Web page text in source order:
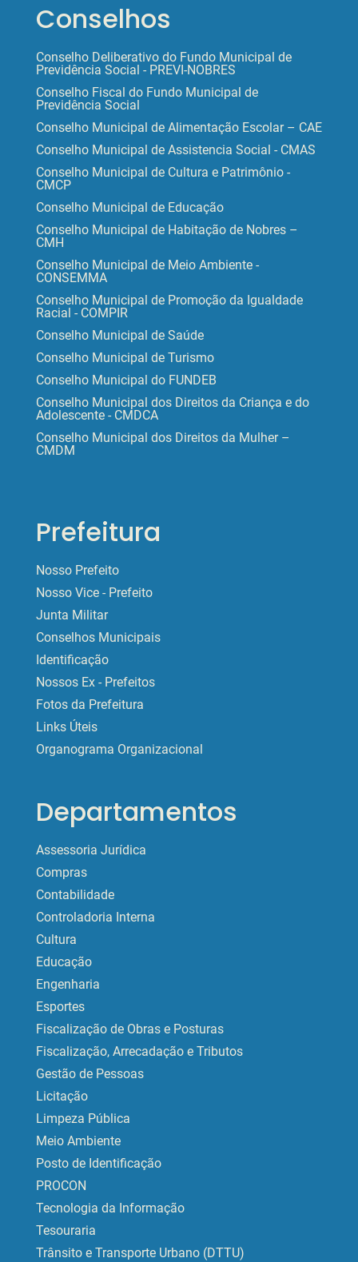
Conselhos
Conselho Deliberativo do Fundo Municipal de
Previdência Social - PREVI-NOBRES
Conselho Fiscal do Fundo Municipal de
Previdência Social
Conselho Municipal de Alimentação Escolar – CAE
Conselho Municipal de Assistencia Social - CMAS
Conselho Municipal de Cultura e Patrimônio -
CMCP
Conselho Municipal de Educação
Conselho Municipal de Habitação de Nobres –
CMH
Conselho Municipal de Meio Ambiente -
CONSEMMA
Conselho Municipal de Promoção da Igualdade
Racial - COMPIR
Conselho Municipal de Saúde
Conselho Municipal de Turismo
Conselho Municipal do FUNDEB
Conselho Municipal dos Direitos da Criança e do
Adolescente - CMDCA
Conselho Municipal dos Direitos da Mulher –
CMDM
Prefeitura
Nosso Prefeito
Nosso Vice - Prefeito
Junta Militar
Conselhos Municipais
Identificação
Nossos Ex - Prefeitos
Fotos da Prefeitura
Links Úteis
Organograma Organizacional
Departamentos
Assessoria Jurídica
Compras
Contabilidade
Controladoria Interna
Cultura
Educação
Engenharia
Esportes
Fiscalização de Obras e Posturas
Fiscalização, Arrecadação e Tributos
Gestão de Pessoas
Licitação
Limpeza Pública
Meio Ambiente
Posto de Identificação
PROCON
Tecnologia da Informação
Tesouraria
Trânsito e Transporte Urbano (DTTU)